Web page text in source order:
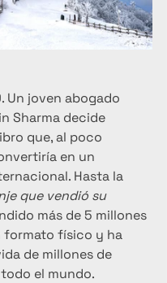
Un joven abogado
Sharma decide
que, al poco
en un
Hasta la
que vendió su
más de 5 millones
formato físico y ha
de millones de
el mundo.